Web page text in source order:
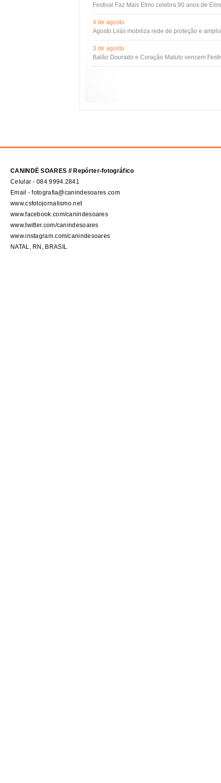
Festival Faz Mais Elino celebra 90 anos de
4 de agosto
Agosto Lilás mobiliza rede de proteção e
3 de agosto
Balão Dourado e Coração Matuto vencem
CANINDÉ SOARES // Repórter-fotográfico
Celular - 084 9994.2841
Email - fotografia@canindesoares.com
www.csfotojornalismo.net
www.facebook.com/canindesoares
www.twitter.com/canindesoares
www.instagram.com/canindesoares
NATAL, RN, BRASIL